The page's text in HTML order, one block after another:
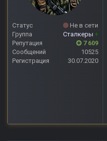
Статус
Не в сети
Группа
Сталкеры +
Репутация
7 609
Сообщений
10525
Регистрация
30.07.2020